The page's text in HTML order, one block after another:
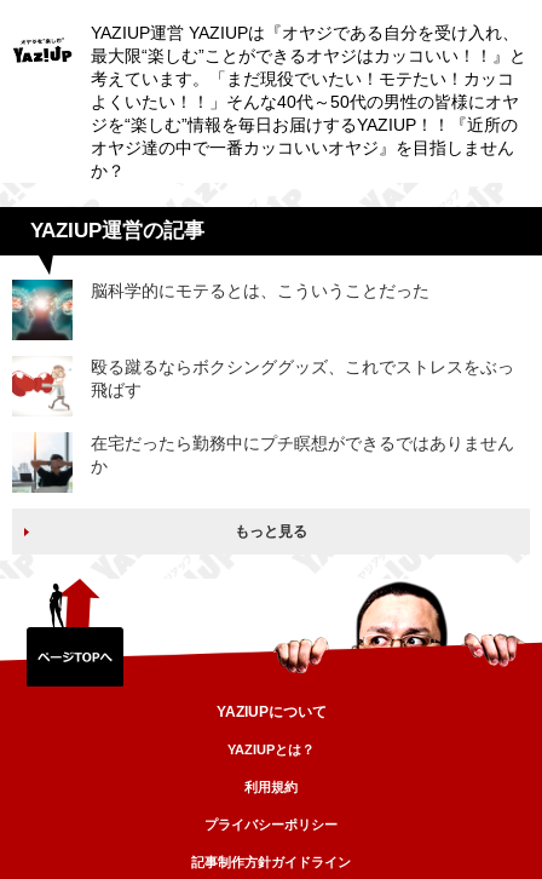
YAZIUP運営 YAZIUPは『オヤジである自分を受け入れ、
最大限“楽しむ”ことができるオヤジはカッコいい！！』と
考えています。「まだ現役でいたい！モテたい！カッコ
よくいたい！！」そんな40代～50代の男性の皆様にオヤ
ジを“楽しむ”情報を毎日お届けするYAZIUP！！『近所の
オヤジ達の中で一番カッコいいオヤジ』を目指しません
か？
YAZIUP運営の記事
脳科学的にモテるとは、こういうことだった
殴る蹴るならボクシンググッズ、これでストレスをぶっ
飛ばす
在宅だったら勤務中にプチ瞑想ができるではありません
か
もっと見る
YAZIUPについて
YAZIUPとは？
利用規約
プライバシーポリシー
記事制作方針ガイドライン